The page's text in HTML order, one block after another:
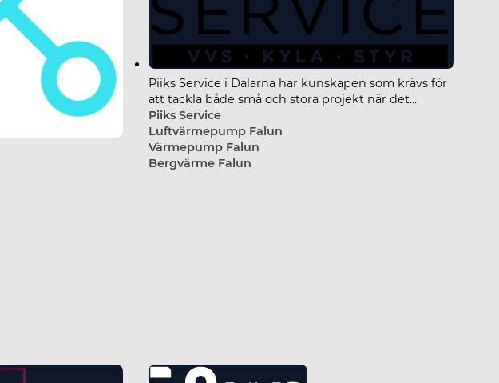
Pipetech Spol & Relining
Piiks Service i Dalarna har kunskapen som krävs för
att tackla både små och stora projekt när det...
Piiks Service
Luftvärmepump Falun
Värmepump Falun
Bergvärme Falun